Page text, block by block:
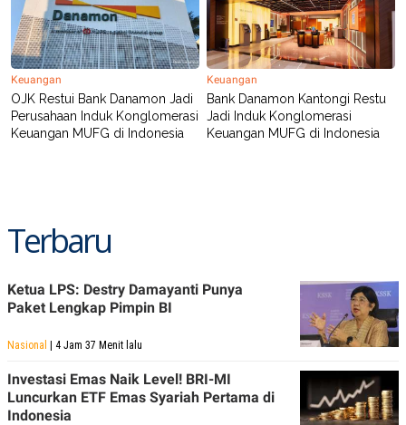
Keuangan
OJK Restui Bank Danamon Jadi
Perusahaan Induk Konglomerasi
Keuangan MUFG di Indonesia
Keuangan
Bank Danamon Kantongi Restu
Jadi Induk Konglomerasi
Keuangan MUFG di Indonesia
Terbaru
Ketua LPS: Destry Damayanti Punya
Paket Lengkap Pimpin BI
Nasional | 4 Jam 37 Menit lalu
Investasi Emas Naik Level! BRI-MI
Luncurkan ETF Emas Syariah Pertama di
Indonesia